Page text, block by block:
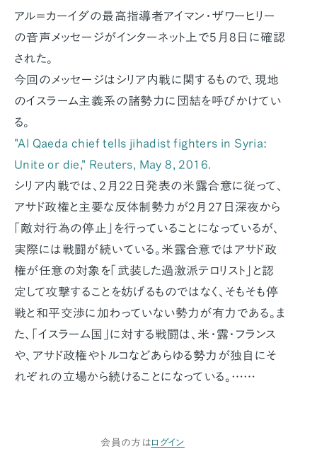
アル＝カーイダの最高指導者アイマン・ザワーヒリー
の音声メッセージがインターネット上で5月8日に確認
された。
今回のメッセージはシリア内戦に関するもので、現地
のイスラーム主義系の諸勢力に団結を呼びかけてい
る。
"Al Qaeda chief tells jihadist fighters in Syria:
Unite or die," Reuters, May 8, 2016.
シリア内戦では、2月22日発表の米露合意に従って、
アサド政権と主要な反体制勢力が2月27日深夜から
「敵対行為の停止」を行っていることになっているが、
実際には戦闘が続いている。米露合意ではアサド政
権が任意の対象を「武装した過激派テロリスト」と認
定して攻撃することを妨げるものではなく、そもそも停
戦と和平交渉に加わっていない勢力が有力である。ま
た、「イスラーム国」に対する戦闘は、米・露・フランス
や、アサド政権やトルコなどあらゆる勢力が独自にそ
れぞれの立場から続けることになっている。……
会員の方はログイン